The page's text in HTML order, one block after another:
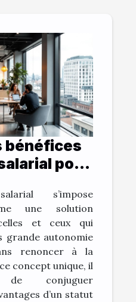
bénéfices
pour
s’impose
une solution
et ceux qui
grande autonomie
renoncer à la
concept unique, il
conjuguer
d’un statut